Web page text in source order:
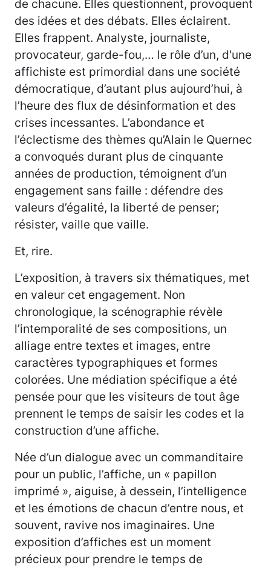
de chacune. Elles questionnent, provoquent
des idées et des débats. Elles éclairent.
Elles frappent. Analyste, journaliste,
provocateur, garde-fou,… le rôle d’un, d'une
affichiste est primordial dans une société
démocratique, d’autant plus aujourd’hui, à
l’heure des flux de désinformation et des
crises incessantes. L’abondance et
l’éclectisme des thèmes qu’Alain le Quernec
a convoqués durant plus de cinquante
années de production, témoignent d’un
engagement sans faille : défendre des
valeurs d’égalité, la liberté de penser;
résister, vaille que vaille.
Et, rire.
L’exposition, à travers six thématiques, met
en valeur cet engagement. Non
chronologique, la scénographie révèle
l’intemporalité de ses compositions, un
alliage entre textes et images, entre
caractères typographiques et formes
colorées. Une médiation spécifique a été
pensée pour que les visiteurs de tout âge
prennent le temps de saisir les codes et la
construction d’une affiche.
Née d’un dialogue avec un commanditaire
pour un public, l’affiche, un « papillon
imprimé », aiguise, à dessein, l’intelligence
et les émotions de chacun d’entre nous, et
souvent, ravive nos imaginaires. Une
exposition d’affiches est un moment
précieux pour prendre le temps de